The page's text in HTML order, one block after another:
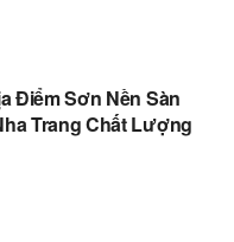
Điểm Sơn Nền Sàn
Trang Chất Lượng